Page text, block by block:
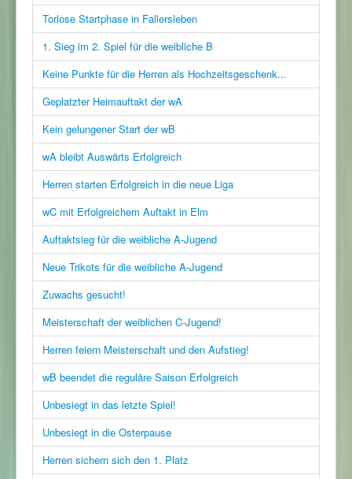
Torlose Startphase in Fallersleben
1. Sieg im 2. Spiel für die weibliche B
Keine Punkte für die Herren als Hochzeitsgeschenk...
Geplatzter Heimauftakt der wA
Kein gelungener Start der wB
wA bleibt Auswärts Erfolgreich
Herren starten Erfolgreich in die neue Liga
wC mit Erfolgreichem Auftakt in Elm
Auftaktsieg für die weibliche A-Jugend
Neue Trikots für die weibliche A-Jugend
Zuwachs gesucht!
Meisterschaft der weiblichen C-Jugend!
Herren feiern Meisterschaft und den Aufstieg!
wB beendet die reguläre Saison Erfolgreich
Unbesiegt in das letzte Spiel!
Unbesiegt in die Osterpause
Herren sichern sich den 1. Platz